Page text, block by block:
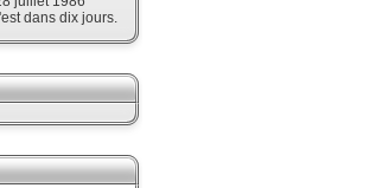
dans dix jours.